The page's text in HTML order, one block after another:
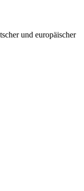
und europäischer